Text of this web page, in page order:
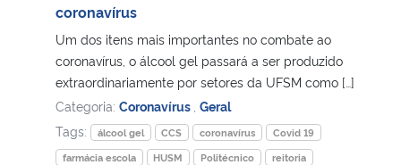
Gabinete de Segurança Institucional
Advocacia-Geral da União
coronavírus
Um dos itens mais importantes no combate ao
coronavírus, o álcool gel passará a ser produzido
extraordinariamente por setores da UFSM como […]
Categoria: Coronavírus Geral
Tags:
álcool gel CCS coronavírus
Covid 19
farmácia escola
HUSM Politécnico
reitoria